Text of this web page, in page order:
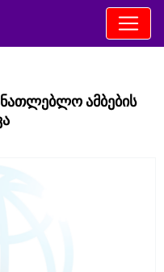
ამბების